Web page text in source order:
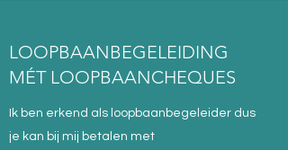
LOOPBAANBEGELEIDING
MÉT LOOPBAANCHEQUES
Ik ben erkend als loopbaanbegeleider dus
je kan bij mij betalen met